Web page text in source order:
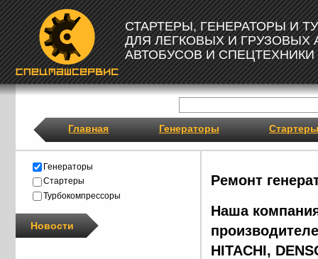
СТАРТЕРЫ, ГЕНЕРАТОРЫ И
ДЛЯ ЛЕГКОВЫХ И ГРУЗОВЫХ
АВТОБУСОВ И СПЕЦТЕХНИКИ
Главная Генераторы Стартеры
Ремонт
Наша
HITACHI,
Генераторы
Стартеры
Турбокомпрессоры
Новости